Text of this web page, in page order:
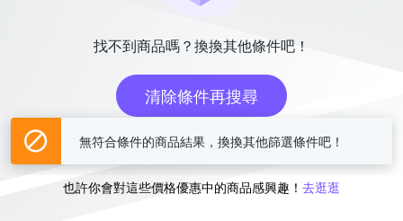
找不到商品嗎？換換其他條件吧！
清除條件再搜尋
或
也許你會對這些價格優惠中的商品感興趣！ 去逛逛
無符合條件的商品結果，換換其他篩選條件吧！